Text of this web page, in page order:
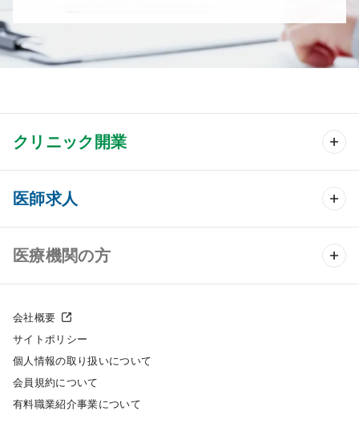
クリニック開業
クリニック開業 TOP
クリニック物件検索
クリニックの開業スタイル
クリニック開業までの流れ
開業支援事例
医師求人
医師求人 TOP
常勤求人検索
スポット求人検索
医療機関の方
採用をお考えの医療機関の方
会社概要
サイトポリシー
個人情報の取り扱いについて
会員規約について
有料職業紹介事業について